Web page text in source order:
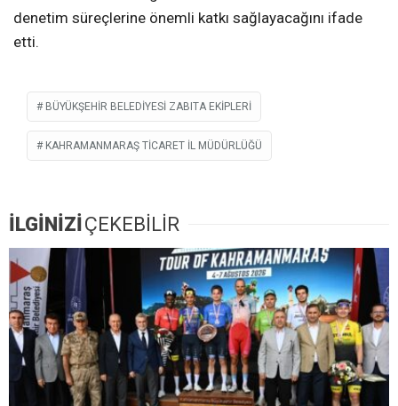
denetim süreçlerine önemli katkı sağlayacağını ifade
etti.
BÜYÜKŞEHIR BELEDIYESI ZABITA EKIPLERI
KAHRAMANMARAŞ TICARET İL MÜDÜRLÜĞÜ
İLGİNİZİ ÇEKEBİLİR